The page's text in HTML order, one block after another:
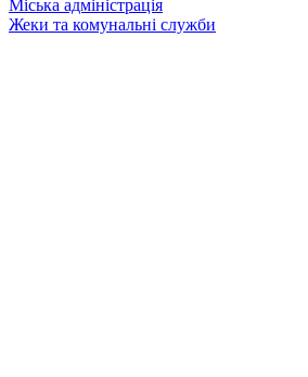
Міська адміністрація
Жеки та комунальні служби